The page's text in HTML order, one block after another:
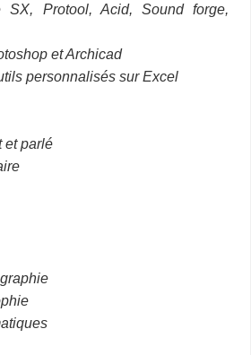
SX, Protool, Acid, Sound forge,
et Archicad
personnalisés sur Excel
et parlé